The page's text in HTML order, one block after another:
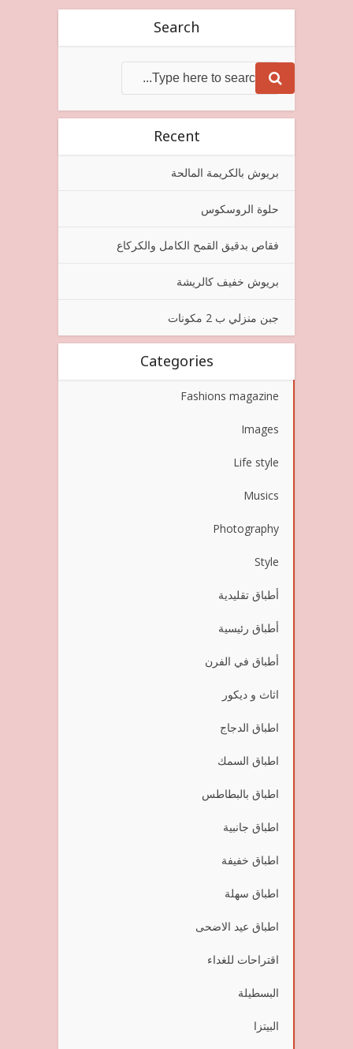
Search
Recent
بريوش بالكريمة المالحة
حلوة الروسكوس
فقاص بدقيق القمح الكامل والكركاع
بريوش خفيف كالريشة
جبن منزلي ب 2 مكونات
Categories
Fashions magazine
Images
Life style
Musics
Photography
Style
أطباق تقليدية
أطباق رئيسية
أطباق في الفرن
اثاث و ديكور
اطباق الدجاج
اطباق السمك
اطباق بالبطاطس
اطباق جانبية
اطباق خفيفة
اطباق سهلة
اطباق عيد الاضحى
اقتراحات للغداء
البسطيلة
البيتزا